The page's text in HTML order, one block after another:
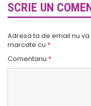
SCRIE UN
Adresa ta de email nu
marcate cu *
Comentariu *